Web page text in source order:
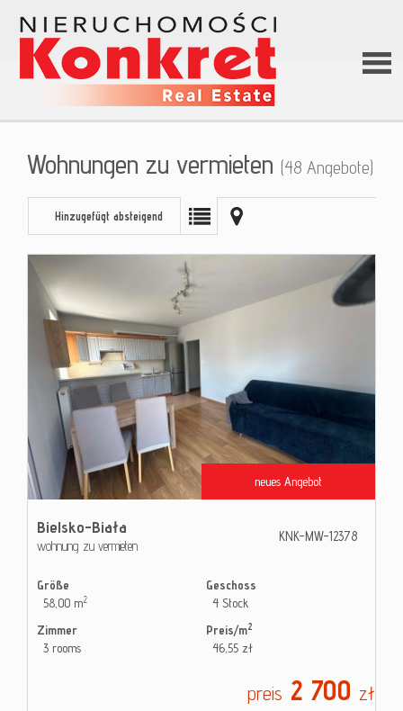
Home
uns
Blog
Wohnungen zu vermieten (48 Angebote)
Hinzugefügt absteigend
neues Angebot
Bielsko-Biała
wohnung zu vermieten
KNK-MW-12378
Größe
58,00 m2
Geschoss
4 Stock
Zimmer
3 rooms
Preis/m2
46,55 zł
preis 2 700 zł